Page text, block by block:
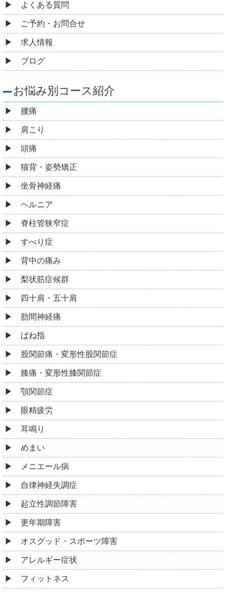
よくある質問
ご予約・お問合せ
求人情報
ブログ
お悩み別コース紹介
腰痛
肩こり
頭痛
猫背・姿勢矯正
坐骨神経痛
ヘルニア
脊柱管狭窄症
すべり症
背中の痛み
梨状筋症候群
四十肩・五十肩
肋間神経痛
ばね指
股関節痛・変形性股関節症
膝痛・変形性膝関節症
顎関節症
眼精疲労
耳鳴り
めまい
メニエール病
自律神経失調症
起立性調節障害
更年期障害
オスグッド・スポーツ障害
アレルギー症状
フィットネス